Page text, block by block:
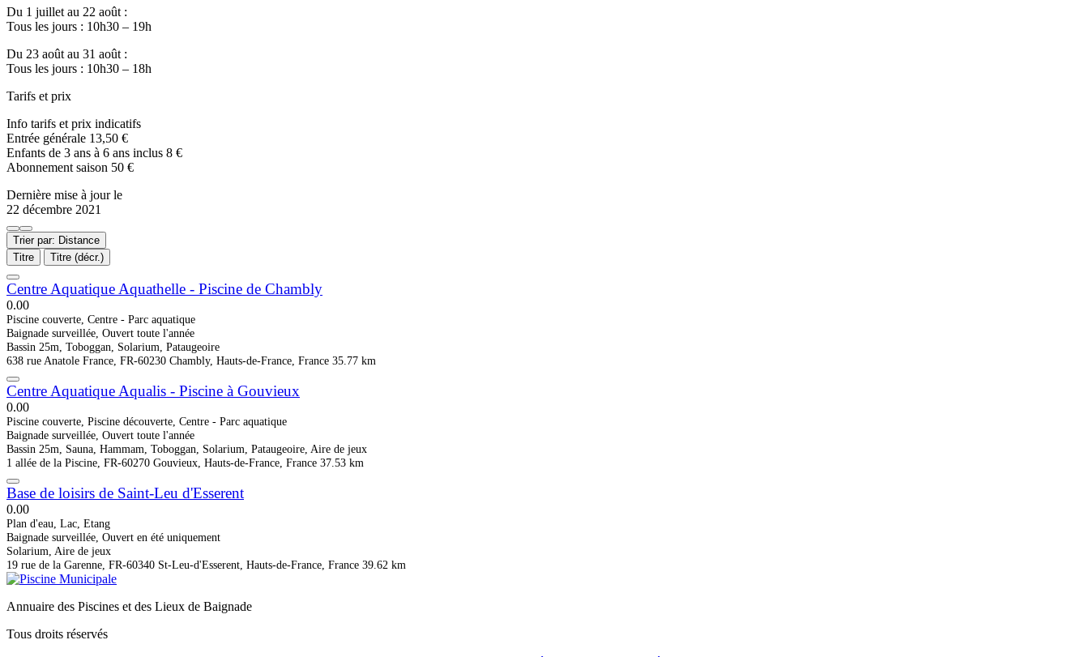
Du 1 juillet au 22 août :
Tous les jours : 10h30 – 19h
Du 23 août au 31 août :
Tous les jours : 10h30 – 18h
Tarifs et prix
Info tarifs et prix indicatifs
Entrée générale 13,50 €
Enfants de 3 ans à 6 ans inclus 8 €
Abonnement saison 50 €
Dernière mise à jour le
22 décembre 2021
Trier par: Distance
Titre
Titre (décr.)
Centre Aquatique Aquathelle - Piscine de Chambly
0.00
Piscine couverte, Centre - Parc aquatique
Baignade surveillée, Ouvert toute l'année
Bassin 25m, Toboggan, Solarium, Pataugeoire
638 rue Anatole France, FR-60230 Chambly, Hauts-de-France, France 35.77 km
Centre Aquatique Aqualis - Piscine à Gouvieux
0.00
Piscine couverte, Piscine découverte, Centre - Parc aquatique
Baignade surveillée, Ouvert toute l'année
Bassin 25m, Sauna, Hammam, Toboggan, Solarium, Pataugeoire, Aire de jeux
1 allée de la Piscine, FR-60270 Gouvieux, Hauts-de-France, France 37.53 km
Base de loisirs de Saint-Leu d'Esserent
0.00
Plan d'eau, Lac, Etang
Baignade surveillée, Ouvert en été uniquement
Solarium, Aire de jeux
19 rue de la Garenne, FR-60340 St-Leu-d'Esserent, Hauts-de-France, France 39.62 km
Annuaire des Piscines et des Lieux de Baignade
Tous droits réservés